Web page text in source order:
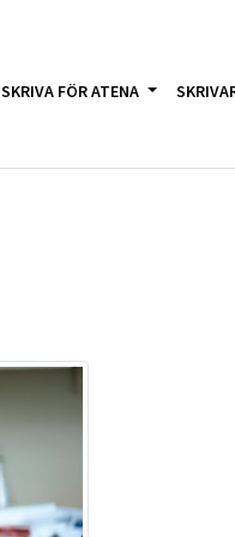
SKRIVA FÖR ATENA